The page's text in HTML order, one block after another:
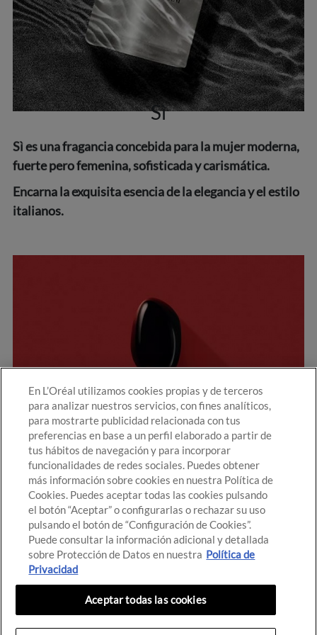
Sì
Sì es una fragancia concebida para la mujer moderna,
fuerte pero femenina, sofisticada y carismática.
Encarna la exquisita esencia de la elegancia y el estilo
italianos.
Luminous Silk
Luminous Silk es la icónica base de maquillaje de
Giorgio Armani que proporciona una luminosidad
En L’Oréal utilizamos cookies propias y de terceros
para analizar nuestros servicios, con fines analíticos,
para mostrarte publicidad relacionada con tus
preferencias en base a un perfil elaborado a partir de
tus hábitos de navegación y para incorporar
funcionalidades de redes sociales. Puedes obtener
más información sobre cookies en nuestra Política de
Cookies. Puedes aceptar todas las cookies pulsando
el botón “Aceptar” o configurarlas o rechazar su uso
pulsando el botón de “Configuración de Cookies”.
Puede consultar la información adicional y detallada
sobre Protección de Datos en nuestra Política de
Privacidad
Aceptar todas las cookies